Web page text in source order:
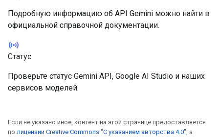
Подробную информацию об API Gemini можно найти в
официальной справочной документации.
sensors
Статус
Проверьте статус Gemini API, Google AI Studio и наших
сервисов моделей.
Если не указано иное, контент на этой странице предоставляется
по лицензии Creative Commons "С указанием авторства 4.0" , а